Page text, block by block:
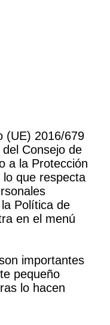
(UE) 2016/679
Consejo de
a la Protección
que respecta
Política de
en el menú
importantes
pequeño
lo hacen